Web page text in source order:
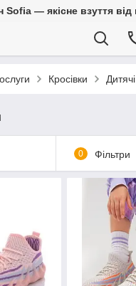
Sofia — якісне взуття
Кросівки
0 Фільтри